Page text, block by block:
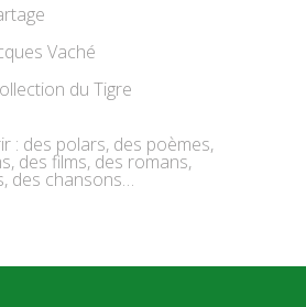
Vaché
du Tigre
: des polars, des poèmes,
des films, des romans,
des chansons…